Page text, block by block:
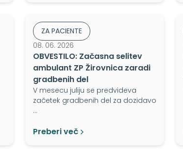
ZA PACIENTE
08. 06. 2026
OBVESTILO: Začasna selitev
ambulant ZP Žirovnica zaradi
gradbenih del
V mesecu juliju se predvideva
začetek gradbenih del za dozidavo
…
Preberi več